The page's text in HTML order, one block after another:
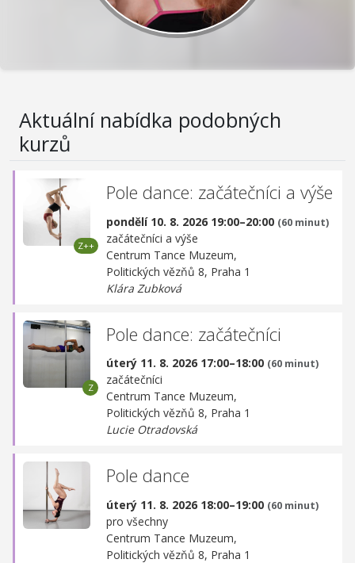
Aktuální nabídka podobných
kurzů
Pole dance: začátečníci a výše
pondělí 10. 8. 2026 19:00–20:00 (60 minut)
začátečníci a výše
Centrum Tance Muzeum,
Politických vězňů 8, Praha 1
Klára Zubková
Pole dance: začátečníci
úterý 11. 8. 2026 17:00–18:00 (60 minut)
začátečníci
Centrum Tance Muzeum,
Politických vězňů 8, Praha 1
Lucie Otradovská
Pole dance
úterý 11. 8. 2026 18:00–19:00 (60 minut)
pro všechny
Centrum Tance Muzeum,
Politických vězňů 8, Praha 1